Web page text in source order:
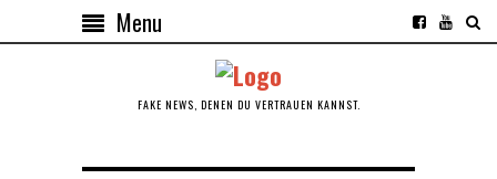
Menu
FAKE NEWS, DENEN DU VERTRAUEN KANNST.